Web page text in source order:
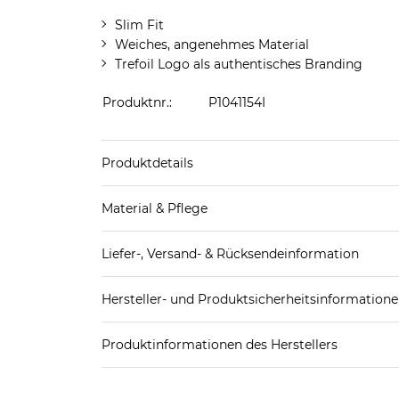
Slim Fit
Weiches, angenehmes Material
Trefoil Logo als authentisches Branding
Produktnr.: P1041154I
Produktdetails
Material & Pflege
Liefer-, Versand- & Rücksendeinformation
Spedition
Hersteller- und
Adidas AG
Produktinformationen des Herstellers